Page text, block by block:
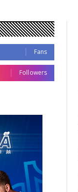
Fans
Followers